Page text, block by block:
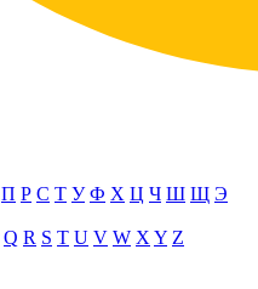
П Р С Т У Ф Х Ц Ч Ш Щ Э
Q R S T U V W X Y Z